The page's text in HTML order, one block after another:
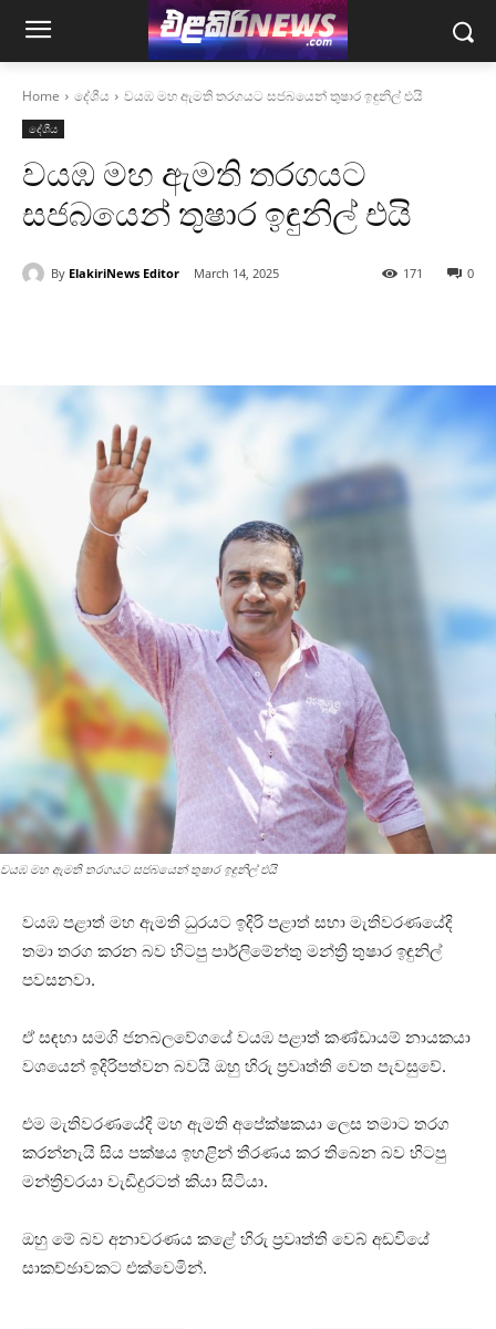
Home දේශීය වයඹ මහ ඇමති තරගයට සජබයෙන් තුෂාර ඉඳුනිල් එයි
දේශීය
වයඹ මහ ඇමති තරගයට
සජබයෙන් තුෂාර ඉඳුනිල් එයි
By ElakiriNews Editor March 14, 2025 0
171
වයඹ මහ ඇමති තරගයට සජබයෙන් තුෂාර ඉඳුනිල් එයි
වයඹ පළාත් මහ ඇමති ධුරයට ඉදිරි පළාත් සභා මැතිවරණයේදි
තමා තරග කරන බව හිටපු පාර්ලිමේන්තු මන්ත්‍රි තුෂාර ඉඳුනිල්
පවසනවා.
ඒ සඳහා සමගි ජනබලවේගයේ වයඹ පළාත් කණ්ඩායම් නායකයා
වශයෙන් ඉදිරිපත්වන බවයි ඔහු හිරු ප්‍රවෘත්ති වෙත පැවසුවේ.
එම මැතිවරණයේදි මහ ඇමති අපේක්ෂකයා ලෙස තමාට තරග
කරන්නැයි සිය පක්ෂය ඉහළින් තීරණය කර තිබෙන බව හිටපු
මන්ත්‍රිවරයා වැඩිදුරටත් කියා සිටියා.
ඔහු මේ බව අනාවරණය කළේ හිරු ප්‍රවෘත්ති වෙබ් අඩවියේ
සාකච්ඡාවකට එක්වෙමින්.